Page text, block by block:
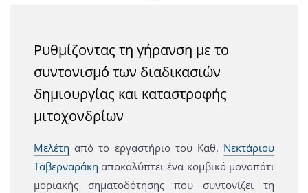
Ρυθμίζοντας τη γήρανση με το
συντονισμό των διαδικασιών
δημιουργίας και καταστροφής
μιτοχονδρίων
Μελέτη από το εργαστήριο του Καθ. Νεκτάριου
Ταβερναράκη αποκαλύπτει ένα κομβικό μονοπάτι
μοριακής σηματοδότησης που συντονίζει τη